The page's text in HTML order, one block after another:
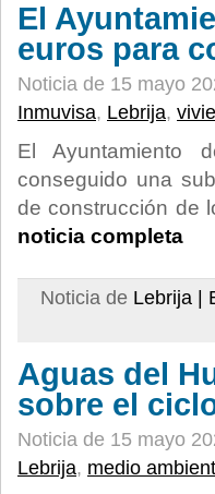
El
euros para
Noticia de 15 mayo
Inmuvisa, Lebrija,
El Ayuntamiento
conseguido una
de construcción de
noticia completa
Noticia de Lebrija |
Aguas del
sobre el
Noticia de 15 mayo
Lebrija, medio